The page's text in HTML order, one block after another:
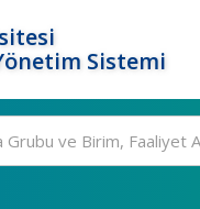
Sistemi